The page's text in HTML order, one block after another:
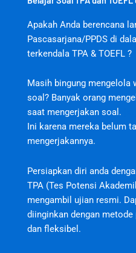
Apakah Anda berencana
Pascasarjana/PPDS di
terkendala TPA & TOEFL ?
Masih bingung mengelola
soal? Banyak orang
saat mengerjakan soal.
Ini karena mereka belum
mengerjakannya.
Persiapkan diri anda
TPA (Tes Potensi
mengambil ujian resmi.
diinginkan dengan
dan fleksibel.